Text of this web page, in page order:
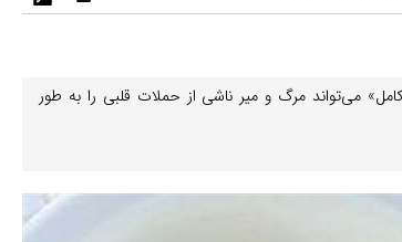
می‌تواند مرگ و میر ناشی از حملات قلبی را به طور